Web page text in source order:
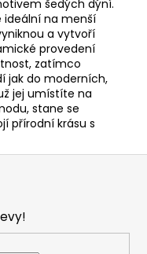
šedých dýní.
ideální na menší
a vytvoří
provedení
zatímco
jak do moderních,
jej umístíte na
stane se
přírodní krásu s